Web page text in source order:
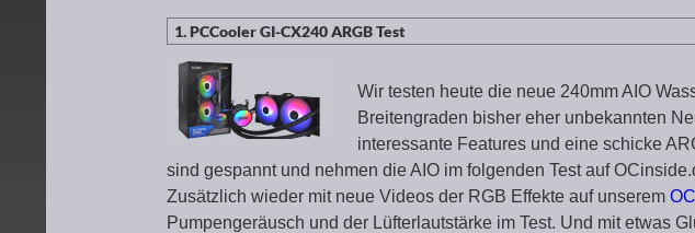
Wir testen heute die neue 240mm AIO
Breitengraden bisher eher unbekannten
interessante Features und eine schicke
sind gespannt und nehmen die AIO im folgenden Test auf
Zusätzlich wieder mit neue Videos der RGB Effekte auf unserem
Pumpengeräusch und der Lüfterlautstärke im Test. Und mit etwas